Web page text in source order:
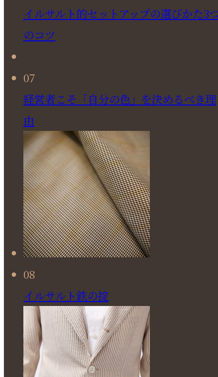
イルサルト的セットアップの選びかた3
のコツ
07
経営者こそ「自分の色」を決めるべき理
由
08
イルサルト鉄の掟